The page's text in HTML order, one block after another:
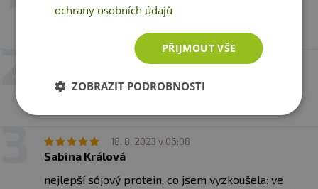
neručí za případné škody vzniklé nevhodným použitím
Upozornění pro alergiky:Alergeny ve složení
produktu
26. 9. 2023 v 15:18
Peyton Marlene Urban Saltillo
18. 8. 2023 v 06:08
Sabina Králová
nejlepší sójový protein, co jsem vyzkoušela: ve
ochrany osobních údajů
PŘIJMOUT VŠE
ZOBRAZIT PODROBNOSTI